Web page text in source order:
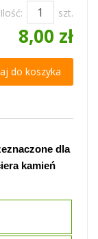
Ilość: szt.
8,00 zł
do koszyka
dla
kamień